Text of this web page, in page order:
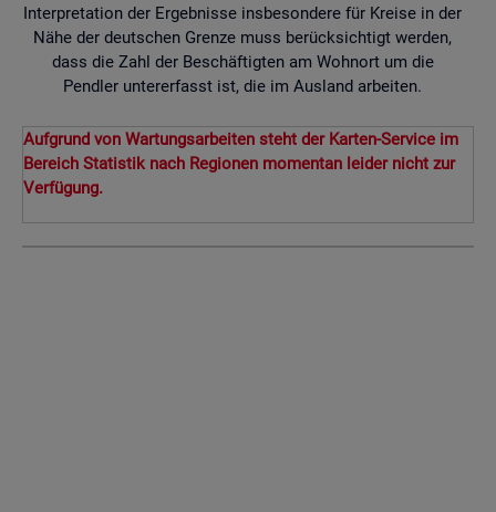
Interpretation der Ergebnisse insbesondere für Kreise in der
Nähe der deutschen Grenze muss berücksichtigt werden,
dass die Zahl der Beschäftigten am Wohnort um die
Pendler untererfasst ist, die im Ausland arbeiten.
Aufgrund von Wartungsarbeiten steht der Karten-Service im
Bereich Statistik nach Regionen momentan leider nicht zur
Verfügung.